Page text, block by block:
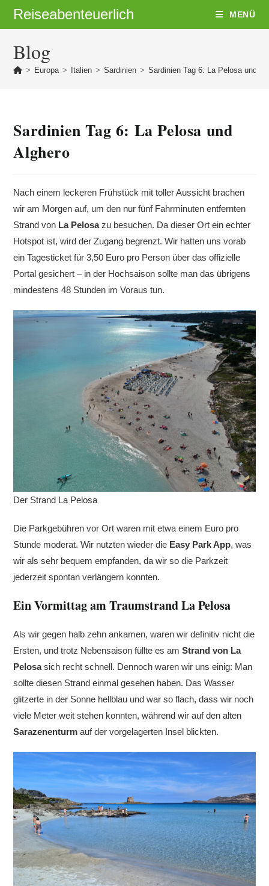
InhaltReiseabenteuerlich MENÜ
Blog
> Europa > Italien > Sardinien > Sardinien Tag 6: La Pelosa und
Sardinien Tag 6: La Pelosa und
Alghero
Nach einem leckeren Frühstück mit toller Aussicht brachen
wir am Morgen auf, um den nur fünf Fahrminuten entfernten
Strand von La Pelosazu besuchen. Da dieser Ort ein echter
Hotspot ist, wird der Zugang begrenzt. Wir hatten uns vorab
ein Tagesticket für 3,50 Euro pro Person über das offizielle
Portal gesichert – in der Hochsaison sollte man das übrigens
mindestens 48 Stunden im Voraus tun.
Der Strand La Pelosa
Die Parkgebühren vor Ort waren mit etwa einem Euro pro
Stunde moderat. Wir nutzten wieder die Easy Park App, was
wir als sehr bequem empfanden, da wir so die Parkzeit
jederzeit spontan verlängern konnten.
Ein Vormittag am Traumstrand La Pelosa
Als wir gegen halb zehn ankamen, waren wir definitiv nicht die
Ersten, und trotz Nebensaison füllte es amStrand von La
Pelosasich recht schnell. Dennoch waren wir uns einig: Man
sollte diesen Strand einmal gesehen haben. Das Wasser
glitzerte in der Sonne hellblau und war so flach, dass wir noch
viele Meter weit stehen konnten, während wir auf den alten
Sarazenenturm auf der vorgelagerten Insel blickten.